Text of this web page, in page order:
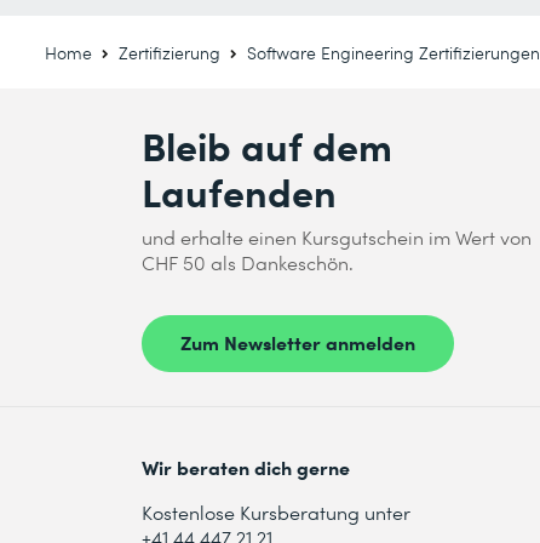
Home Zertifizierung Software Engineering Zertifizierungen
Bleib auf dem
Laufenden
und erhalte einen Kursgutschein im Wert von
CHF 50 als Dankeschön.
Zum Newsletter anmelden
Wir beraten dich gerne
Kostenlose Kursberatung unter
+41 44 447 21 21